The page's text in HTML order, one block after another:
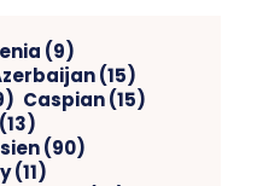
(9)
(15)
Caspian(15)
(13)
(90)
(11)